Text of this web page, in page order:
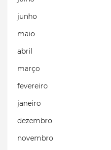
junho
maio
abril
março
fevereiro
janeiro
dezembro
novembro